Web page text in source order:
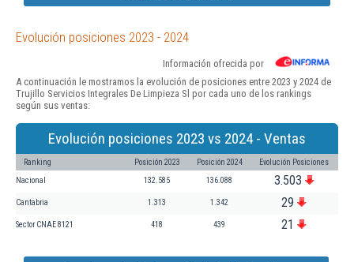
Evolución posiciones 2023 - 2024
Información ofrecida por
A continuación le mostramos la evolución de posiciones entre 2023 y 2024 de
Trujillo Servicios Integrales De Limpieza Sl por cada uno de los rankings
según sus ventas:
Evolución posiciones 2023 vs 2024 - Ventas
Ranking Posición 2023 Posición 2024 Evolución Posiciones
Nacional 132.585 136.088 3.503
Cantabria 1.313 1.342 29
Sector CNAE 8121 418 439 21